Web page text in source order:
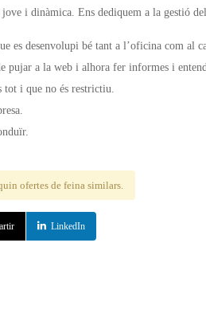
i dinàmica. Ens dediquem a la gestió
es desenvolupi bé tant a l’oficina com al
pujar a la web i alhora fer informes i
tot i que no és restrictiu.
ofertes de feina similars.
LinkedIn